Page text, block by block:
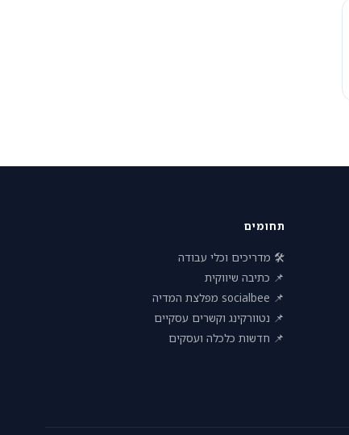
תחומים
🛠 מדריכים וכלי עבודה
📌 כתיבה שיווקית
📌 socialbee מפלצת המדיה
📌 נטוורקינג וקשרים עסקיים
📌 חדשות כלכלה ועסקים